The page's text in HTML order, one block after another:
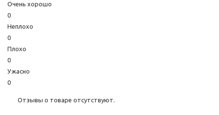
Очень хорошо
0
Неплохо
0
Плохо
0
Ужасно
0
Отзывы о товаре отсутствуют.